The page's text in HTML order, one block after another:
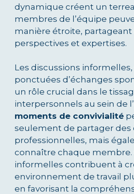
dynamique créent un
membres de l’équipe
manière étroite, partageant
perspectives et expertises.
Les discussions
ponctuées d’échanges
un rôle crucial dans le
interpersonnels au sein de
moments de convivialité
seulement de partager des
professionnelles, mais
connaître chaque membre.
informelles contribuent à
environnement de travail
en favorisant la